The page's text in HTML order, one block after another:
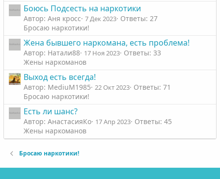
Боюсь Подсесть на наркотики
Автор: Аня кросс 7 Дек 2023 Ответы: 27
Бросаю наркотики!
Жена бывшего наркомана, есть проблема!
Автор: Натали88 17 Ноя 2023 Ответы: 33
Жены наркоманов
Выход есть всегда!
Автор: MediuM1985 22 Окт 2023 Ответы: 71
Бросаю наркотики!
Есть ли шанс?
Автор: АнастасияКо 17 Апр 2023 Ответы: 45
Жены наркоманов
Бросаю наркотики!